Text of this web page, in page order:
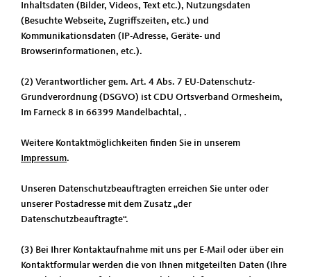
Inhaltsdaten (Bilder, Videos, Text etc.), Nutzungsdaten
(Besuchte Webseite, Zugriffszeiten, etc.) und
Kommunikationsdaten (IP-Adresse, Geräte- und
Browserinformationen, etc.).
(2) Verantwortlicher gem. Art. 4 Abs. 7 EU-Datenschutz-
Grundverordnung (DSGVO) ist CDU Ortsverband Ormesheim,
Im Farneck 8 in 66399 Mandelbachtal, .
Weitere Kontaktmöglichkeiten finden Sie in unserem
Impressum.
Unseren Datenschutzbeauftragten erreichen Sie unter oder
unserer Postadresse mit dem Zusatz „der
Datenschutzbeauftragte“.
(3) Bei Ihrer Kontaktaufnahme mit uns per E-Mail oder über ein
Kontaktformular werden die von Ihnen mitgeteilten Daten (Ihre